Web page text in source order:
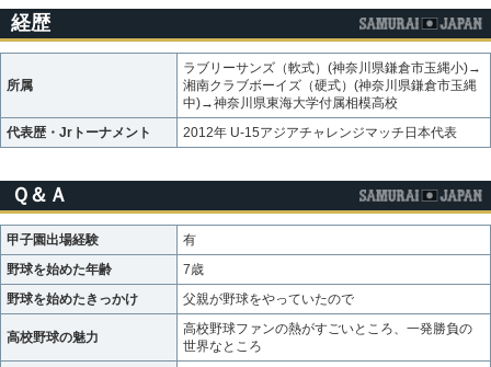
経歴
所属
ラブリーサンズ（軟式）(神奈川県鎌倉市玉縄小)→
湘南クラブボーイズ（硬式）(神奈川県鎌倉市玉縄
中)→神奈川県東海大学付属相模高校
代表歴・Jrトーナメント
2012年 U-15アジアチャレンジマッチ日本代表
Ｑ＆Ａ
甲子園出場経験
有
野球を始めた年齢
7歳
野球を始めたきっかけ
父親が野球をやっていたので
高校野球の魅力
高校野球ファンの熱がすごいところ、一発勝負の
世界なところ